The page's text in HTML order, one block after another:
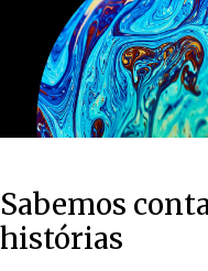
Sabemos
histórias